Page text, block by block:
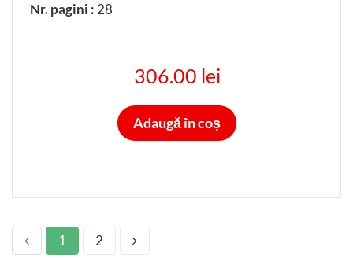
Nr. pagini : 28
306.00 lei
Adaugă în coș
1 2